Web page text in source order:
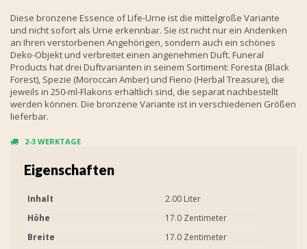
Diese bronzene Essence of Life-Urne ist die mittelgroße Variante
und nicht sofort als Urne erkennbar. Sie ist nicht nur ein Andenken
an Ihren verstorbenen Angehörigen, sondern auch ein schönes
Deko-Objekt und verbreitet einen angenehmen Duft. Funeral
Products hat drei Duftvarianten in seinem Sortiment: Foresta (Black
Forest), Spezie (Moroccan Amber) und Fieno (Herbal Treasure), die
jeweils in 250-ml-Flakons erhältlich sind, die separat nachbestellt
werden können. Die bronzene Variante ist in verschiedenen Größen
lieferbar.
2-3 WERKTAGE
Eigenschaften
Inhalt
2.00 Liter
Höhe
17.0 Zentimeter
Breite
17.0 Zentimeter